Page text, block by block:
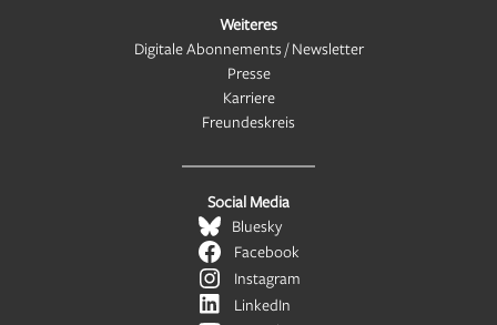
Weiteres
Digitale Abonnements / Newsletter
Presse
Karriere
Freundeskreis
Social Media
Bluesky
Facebook
Instagram
LinkedIn